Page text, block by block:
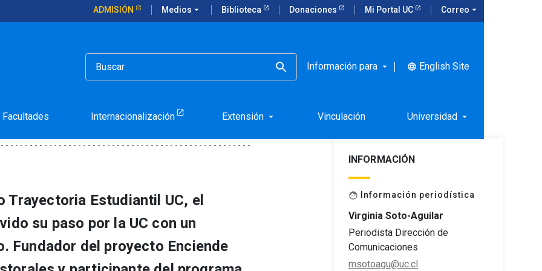
ADMISIÓN Medios arrow_drop_down Biblioteca Donaciones Mi Portal UC Correo arrow_drop_down
Información para arrow_drop_down language English Site
Facultades Internacionalización Extensión arrow_drop_down Vinculación Universidad arrow_drop_down
de servicio y vocación
Trayectoria Estudiantil UC, el
su paso por la UC con un
Fundador del proyecto Enciende
INFORMACIÓN
face Información periodística
Virginia Soto-Aguilar
Periodista Dirección de
Comunicaciones
msotoagu@uc.cl